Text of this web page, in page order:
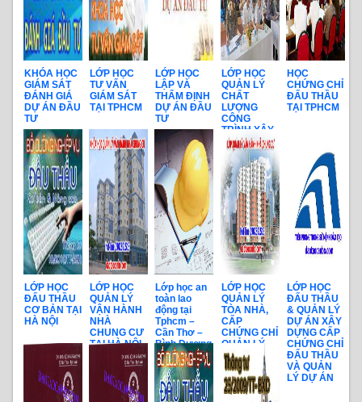
KHÓA HỌC
GIÁM SÁT
ĐÁNH GIÁ
DỰ ÁN ĐẦU
TƯ
LỚP HỌC
TƯ VẤN
GIÁM SÁT
TẠI TPHCM
LỚP HỌC
LẬP VÀ
THẨM ĐỊNH
DỰ ÁN ĐẦU
TƯ
LỚP HỌC
QUẢN LÝ
CHẤT
LƯỢNG
CÔNG
TRÌNH XÂY
DỰNG
HỌC
CHỨNG CHỈ
ĐẤU THẦU
TẠI TPHCM
LỚP HỌC
ĐẤU THẦU
CƠ BẢN TẠI
HÀ NỘI
LỚP HỌC
QUẢN LÝ
VẬN HÀNH
NHÀ
CHUNG CƯ
TẠI HÀ NỘI
KHAI GIẢNG
THÁNG
Lớp học an
toàn lao
động tại
Tphcm –
Cần Thơ –
Bình Dương
mới nhất
LỚP HỌC
QUẢN LÝ
TÒA NHÀ,
CẤP
CHỨNG CHỈ
QUẢN LÝ
TÒA NHÀ
LỚP HỌC
ĐẤU THẦU
& QUẢN LÝ
DỰ ÁN XÂY
DỰNG CẤP
CHỨNG CHỈ
ĐẤU THẦU
VÀ QUẢN
LÝ DỰ ÁN